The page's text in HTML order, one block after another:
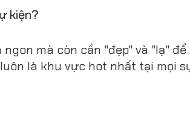
kiện?
mà còn cần "đẹp" và "lạ"
là khu vực hot nhất tại mọi